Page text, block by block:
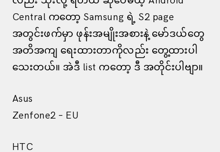
Central ကတော့ Samsung ရဲ့ S2 page
အတွင်းဖက်မှာ ဖုန်းအမျိုးအစားနဲ့ မော်ဒယ်တွေ
အတိအကျ ရေးထားတာကိုလည်း တွေ့ထားပါ
သေးတယ်။ အဲဒီ list ကတော့ ဒီ အတိုင်းပါဗျာ။
Asus
Zenfone2 – EU
HTC